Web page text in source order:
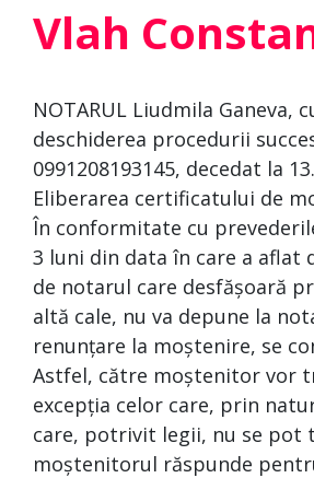
Vlah
NOTARUL Liudmila Ganeva,
deschiderea procedurii
0991208193145, decedat la
Eliberarea certificatului de
În conformitate cu
3 luni din data în care a aflat
de notarul care desfășoară
altă cale, nu va depune la
renunțare la moștenire, se
Astfel, către moștenitor vor
excepția celor care, prin
care, potrivit legii, nu se pot
moștenitorul răspunde